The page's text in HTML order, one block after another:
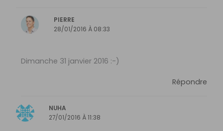
PIERRE
28/01/2016 À 08:33
Dimanche 31 janvier 2016 :-)
Répondre
NUHA
27/01/2016 À 11:38